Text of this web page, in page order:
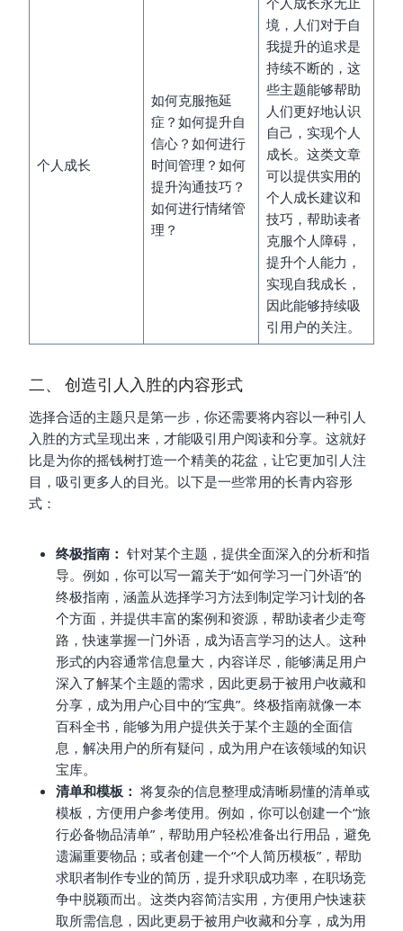
个人成长
如何克服拖延
症？如何提升自
信心？如何进行
时间管理？如何
提升沟通技巧？
如何进行情绪管
理？
境，人们对于自
我提升的追求是
持续不断的，这
些主题能够帮助
人们更好地认识
自己，实现个人
成长。这类文章
可以提供实用的
个人成长建议和
技巧，帮助读者
克服个人障碍，
提升个人能力，
实现自我成长，
因此能够持续吸
引用户的关注。
二、 创造引人入胜的内容形式
选择合适的主题只是第一步，你还需要将内容以一种引人
入胜的方式呈现出来，才能吸引用户阅读和分享。这就好
比是为你的摇钱树打造一个精美的花盆，让它更加引人注
目，吸引更多人的目光。以下是一些常用的长青内容形
式：
终极指南： 针对某个主题，提供全面深入的分析和指
导。例如，你可以写一篇关于“如何学习一门外语”的
终极指南，涵盖从选择学习方法到制定学习计划的各
个方面，并提供丰富的案例和资源，帮助读者少走弯
路，快速掌握一门外语，成为语言学习的达人。这种
形式的内容通常信息量大，内容详尽，能够满足用户
深入了解某个主题的需求，因此更易于被用户收藏和
分享，成为用户心目中的“宝典”。终极指南就像一本
百科全书，能够为用户提供关于某个主题的全面信
息，解决用户的所有疑问，成为用户在该领域的知识
宝库。
清单和模板： 将复杂的信息整理成清晰易懂的清单或
模板，方便用户参考使用。例如，你可以创建一个“旅
行必备物品清单”，帮助用户轻松准备出行用品，避免
遗漏重要物品；或者创建一个“个人简历模板”，帮助
求职者制作专业的简历，提升求职成功率，在职场竞
争中脱颖而出。这类内容简洁实用，方便用户快速获
取所需信息，因此更易于被用户收藏和分享，成为用